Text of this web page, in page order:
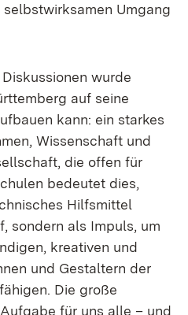
Umgang
wurde
auf seine
kann: ein starkes
Wissenschaft und
die offen für
bedeutet dies,
Hilfsmittel
sondern als Impuls, um
kreativen und
und Gestaltern der
Die große
für uns alle – und